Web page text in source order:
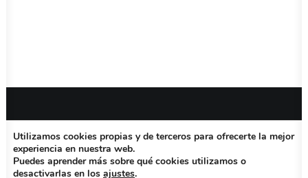
© 2026 Platomadrid.com. All rights reserved
Utilizamos cookies propias y de terceros para ofrecerte la mejor
experiencia en nuestra web.
Puedes aprender más sobre qué cookies utilizamos o
desactivarlas en los ajustes.